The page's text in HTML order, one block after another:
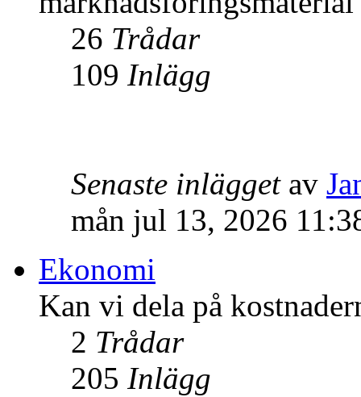
26 Trådar
109 Inlägg
Senaste inläggetav
mån jul 13, 2026
Ekonomi
Kan vi dela på
2 Trådar
205 Inlägg